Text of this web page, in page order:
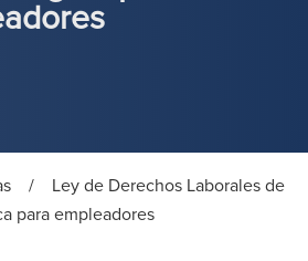
/
Ley de Derechos Laborales de
para empleadores